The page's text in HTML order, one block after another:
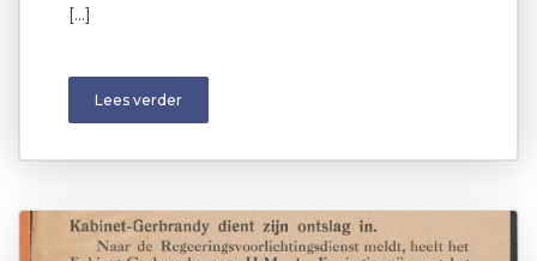
[…]
Lees verder